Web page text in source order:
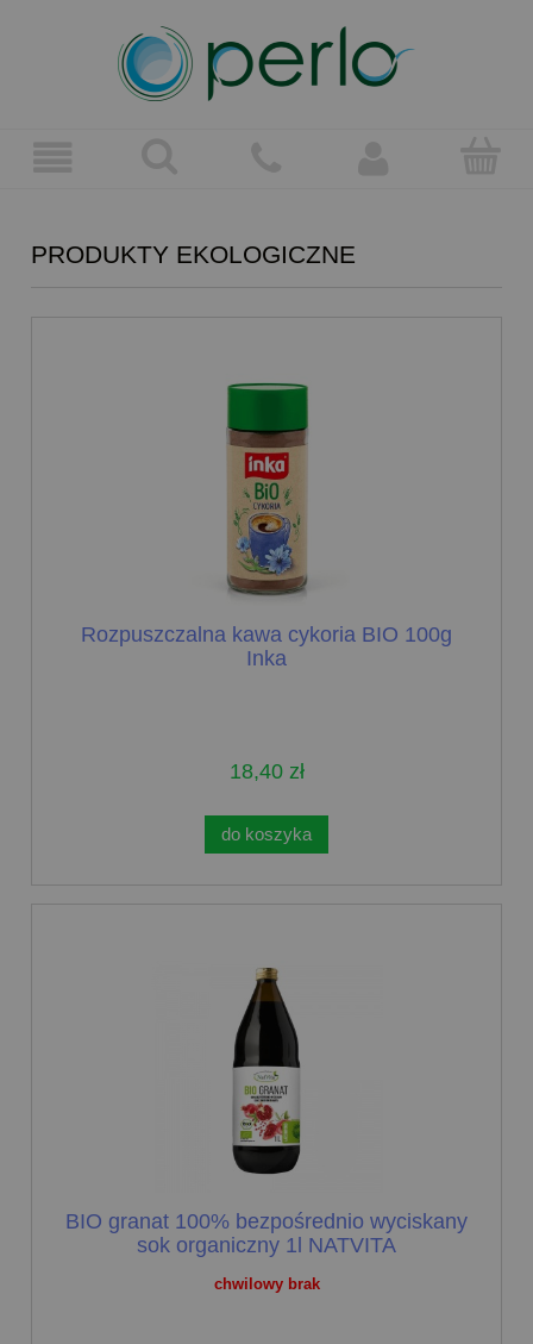
PRODUKTY EKOLOGICZNE
Rozpuszczalna kawa cykoria BIO 100g
Inka
18,40 zł
do koszyka
chwilowy brak
BIO granat 100% bezpośrednio wyciskany
sok organiczny 1l NATVITA